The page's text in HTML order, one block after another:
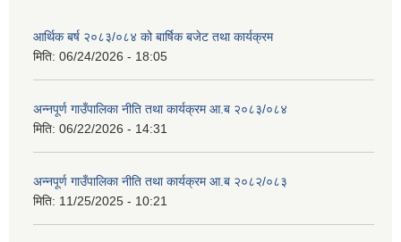
आर्थिक बर्ष २०८३/०८४ को बार्षिक बजेट तथा कार्यक्रम
मिति: 06/24/2026 - 18:05
अन्नपूर्ण गाउँपालिका नीति तथा कार्यक्रम आ.ब २०८३/०८४
मिति: 06/22/2026 - 14:31
अन्नपूर्ण गाउँपालिका नीति तथा कार्यक्रम आ.ब २०८२/०८३
मिति: 11/25/2025 - 10:21